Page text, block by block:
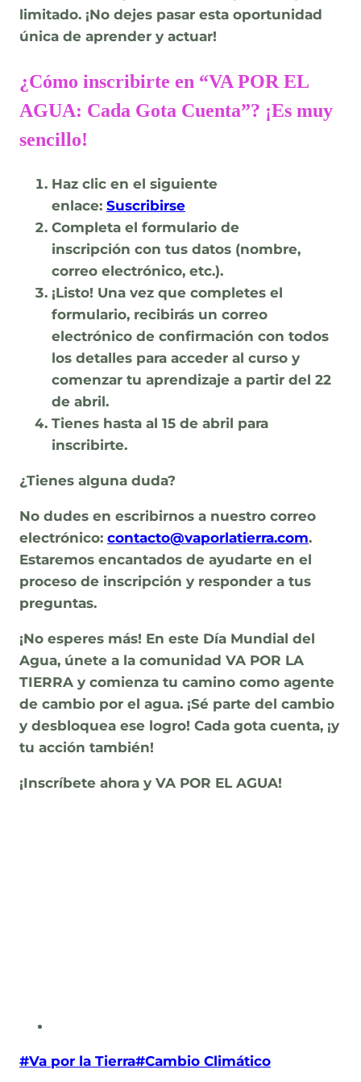
limitado. ¡No dejes pasar esta oportunidad
única de aprender y actuar!
¿Cómo inscribirte en “VA POR EL
AGUA: Cada Gota Cuenta”? ¡Es muy
sencillo!
Haz clic en el siguiente
enlace: Suscribirse
Completa el formulario de
inscripción con tus datos (nombre,
correo electrónico, etc.).
¡Listo! Una vez que completes el
formulario, recibirás un correo
electrónico de confirmación con todos
los detalles para acceder al curso y
comenzar tu aprendizaje a partir del 22
de abril.
Tienes hasta al 15 de abril para
inscribirte.
¿Tienes alguna duda?
No dudes en escribirnos a nuestro correo
electrónico: contacto@vaporlatierra.com.
Estaremos encantados de ayudarte en el
proceso de inscripción y responder a tus
preguntas.
¡No esperes más! En este Día Mundial del
Agua, únete a la comunidad VA POR LA
TIERRA y comienza tu camino como agente
de cambio por el agua. ¡Sé parte del cambio
y desbloquea ese logro! Cada gota cuenta, ¡y
tu acción también!
¡Inscríbete ahora y VA POR EL AGUA!
Post
#Va por la Tierra#Cambio Climático